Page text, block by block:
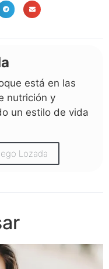
está en las
nutrición y
un estilo de vida
Lozada